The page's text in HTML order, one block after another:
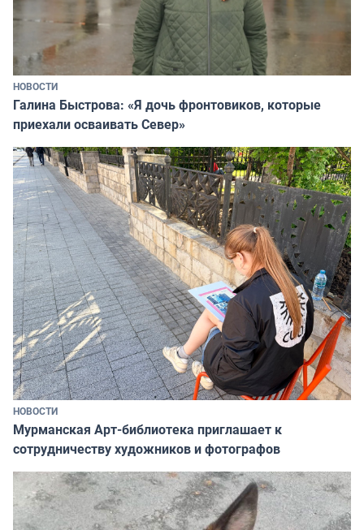
НОВОСТИ
Галина Быстрова: «Я дочь фронтовиков, которые
приехали осваивать Север»
НОВОСТИ
Мурманская Арт-библиотека приглашает к
сотрудничеству художников и фотографов